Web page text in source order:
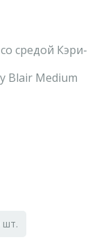
средой Кэри-
Blair Medium
шт.